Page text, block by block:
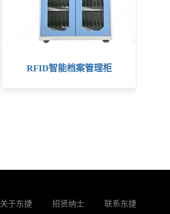
RFID智能档案管理柜
关于东捷 招贤纳士 联系东捷